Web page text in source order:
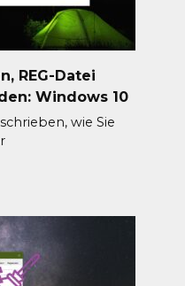
REG-Datei
Windows 10
wie Sie